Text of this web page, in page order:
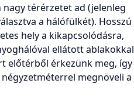
térérzetet ad (jelenleg
a hálófülkét). Hosszú
hely a kikapcsolódásra,
ellátott ablakokkal
előtérből érkezünk meg, így
megnöveli a